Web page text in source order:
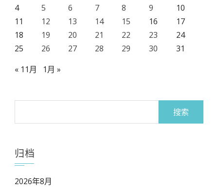
4
5 6 7 8 9
10
11
12 13 14 15 16
17
18
19 20 21 22 23
24
25
26 27 28 29 30
31
« 11月
1月 »
归档
2026年8月